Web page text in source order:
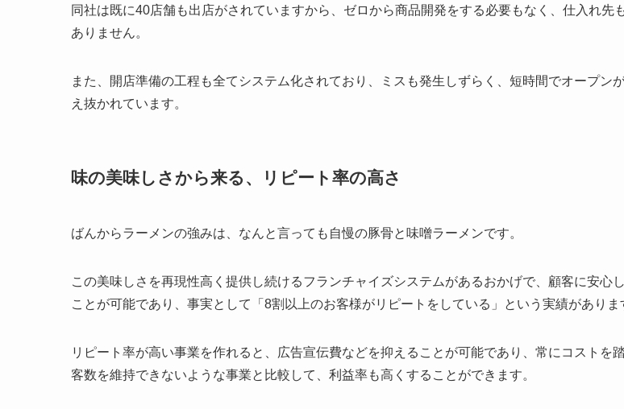
同社は既に40店舗も出店がされていますから、ゼロから商品開発をする必要もなく、仕入れ先
ありません。
また、開店準備の工程も全てシステム化されており、ミスも発生しずらく、短時間でオープン
え抜かれています。
味の美味しさから来る、リピート率の高さ
ばんからラーメンの強みは、なんと言っても自慢の豚骨と味噌ラーメンです。
この美味しさを再現性高く提供し続けるフランチャイズシステムがあるおかげで、顧客に安心
ことが可能であり、事実として「8割以上のお客様がリピートをしている」という実績がありま
リピート率が高い事業を作れると、広告宣伝費などを抑えることが可能であり、常にコストを
客数を維持できないような事業と比較して、利益率も高くすることができます。